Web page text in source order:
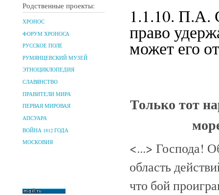
Родственные проекты:
ХРОНОС
ФОРУМ ХРОНОСА
РУССКОЕ ПОЛЕ
РУМЯНЦЕВСКИЙ МУЗЕЙ
ЭТНОЦИКЛОПЕДИЯ
СЛАВЯНСТВО
ПРАВИТЕЛИ МИРА
ПЕРВАЯ МИРОВАЯ
АПСУАРА
ВОЙНА 1812 ГОДА
МОСКОВИЯ
1.1.10. П.А.
право
может его
Только тот
<...> Господа!
область
что бой